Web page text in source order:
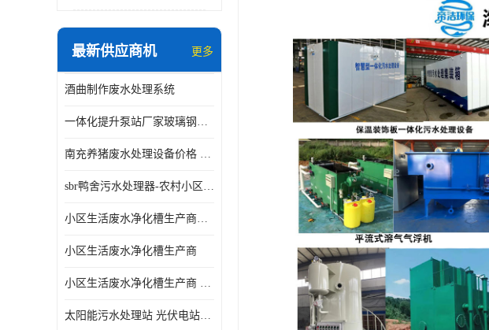
最新供应商机 更多
酒曲制作废水处理系统
一体化提升泵站厂家玻璃钢材质价格
南充养猪废水处理设备价格 ao污水处理器 *专人看管
sbr鸭舍污水处理器-农村小区生活污水净化器
小区生活废水净化槽生产商帝洁环保
小区生活废水净化槽生产商
小区生活废水净化槽生产商 污水净化槽装置
太阳能污水处理站 光伏电站污水处理器厂家定制